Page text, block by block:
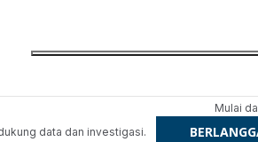
data dan investigasi.
Mulai